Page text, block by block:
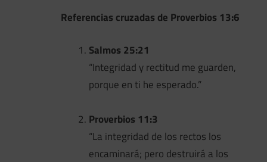
Referencias cruzadas de Proverbios 13:6
Salmos 25:21
“Integridad y rectitud me guarden,
porque en ti he esperado.”
Proverbios 11:3
“La integridad de los rectos los
encaminará; pero destruirá a los